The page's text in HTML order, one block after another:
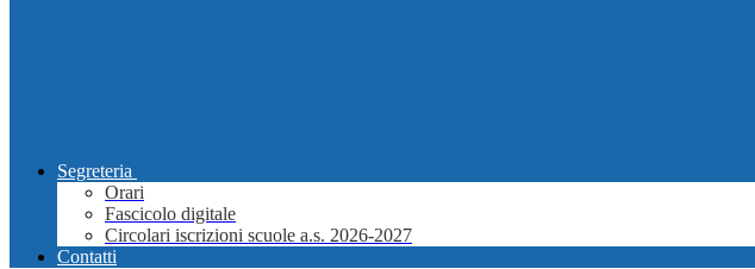
Segreteria
Orari
Fascicolo digitale
Circolari iscrizioni scuole a.s. 2026-2027
Contatti